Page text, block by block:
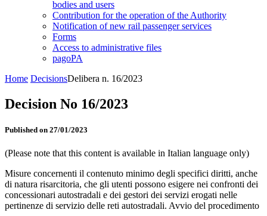
bodies and users
Contribution for the operation of the Authority
Notification of new rail passenger services
Forms
Access to administrative files
pagoPA
Home DecisionsDelibera n. 16/2023
Decision No 16/2023
Published on 27/01/2023
(Please note that this content is available in Italian language only)
Misure concernenti il contenuto minimo degli specifici diritti, anche
di natura risarcitoria, che gli utenti possono esigere nei confronti dei
concessionari autostradali e dei gestori dei servizi erogati nelle
pertinenze di servizio delle reti autostradali. Avvio del procedimento